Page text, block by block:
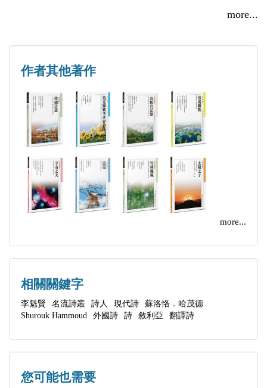
譯者
李魁賢
Lee Kuei-shien
曾任國家文化藝術基金會董事長，現任世界詩人運動
組織副會長。獲台灣國家文藝獎、巫賴和文學獎、行
政院文化獎、吳三連獎文藝獎、祕魯特里爾塞金獎和
金幟獎、印度首席傑出詩獎、蒙特內哥羅（黑山）共
和國文學翻譯協會文學翻譯獎等十多項國內外大獎。
出版有《李魁賢詩集》6 冊、《李魁賢文集》10 冊、
《李魁賢譯詩集》8冊、回憶錄《人生拼圖》和《我
我Me
似乎If
邀請Invitation
背信Infidelity
困惑Confusion
致讀者To a reader
感謝Thanks
她似乎沒看見As if she did not see
慢些領悟Late realization
心靈光禿禿Bald soul
研究之旅Research trip
問題Question
more...
作者其他著作
more...
相關關鍵字
李魁賢 名流詩叢 詩人 現代詩
蘇洛恪．哈茂德
Shurouk Hammoud
外國詩 詩 敘利亞 翻譯詩
您可能也需要